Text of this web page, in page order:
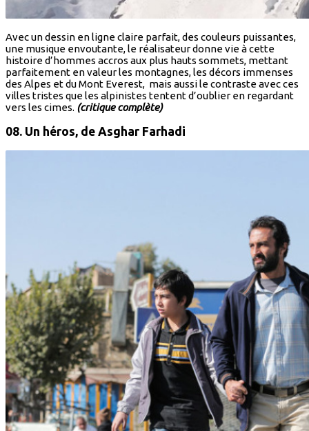
Avec un dessin en ligne claire parfait, des couleurs puissantes,
une musique envoutante, le réalisateur donne vie à cette
histoire d’hommes accros aux plus hauts sommets, mettant
parfaitement en valeur les montagnes, les décors immenses
des Alpes et du Mont Everest, mais aussi le contraste avec ces
villes tristes que les alpinistes tentent d’oublier en regardant
vers les cimes. (critique complète)
08. Un héros, de Asghar Farhadi